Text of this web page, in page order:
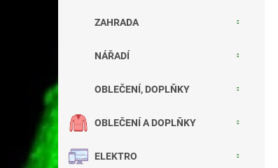
ZAHRADA
NÁŘADÍ
OBLEČENÍ, DOPLŇKY
OBLEČENÍ A DOPLŇKY
ELEKTRO